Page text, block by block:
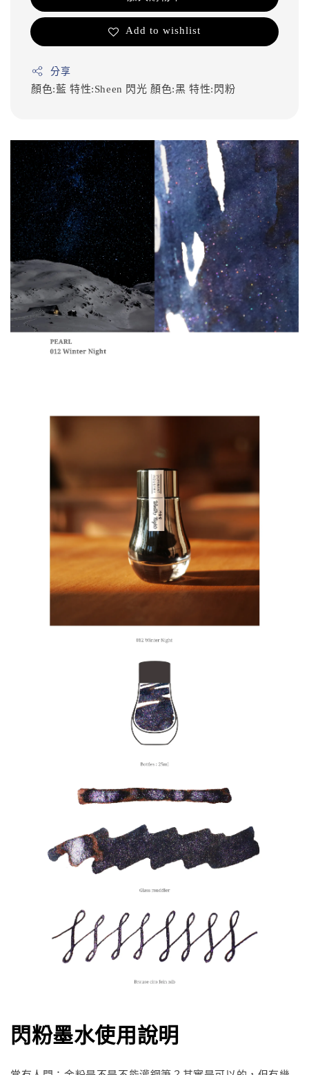
Add to wishlist
分享
顏色:藍 特性:Sheen 閃光顏色:黑特性:閃粉
閃粉墨水使用說明